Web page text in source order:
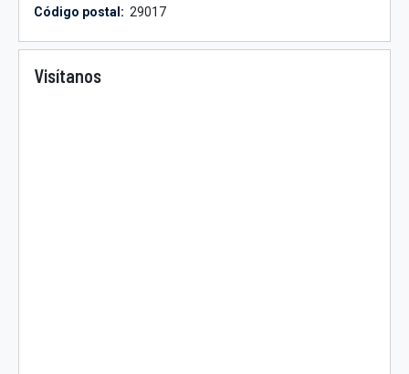
Código postal: 29017
Visítanos